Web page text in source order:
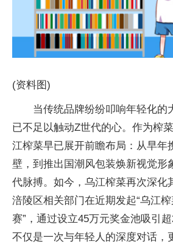
(资料图)
当传统品牌纷纷叩响年轻化的
已不足以触动Z世代的心。作为榨
江榨菜早已展开前瞻布局：从早年
壁，到推出国潮风包装焕新视觉形
代脉搏。如今，乌江榨菜再次深化
涪陵区相关部门在近期发起“乌江
赛”，通过设立45万元奖金池吸引
不仅是一次与年轻人的深度对话，